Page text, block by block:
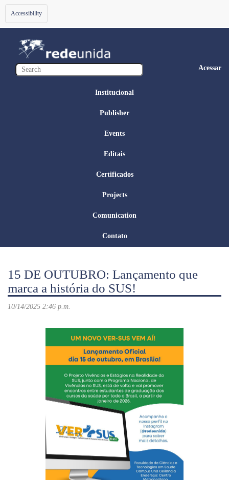
Toggle
navigation
Accessibility
Acessar
Institucional
Publisher
Events
Editais
Certificados
Projects
Comunication
Contato
15 DE OUTUBRO: Lançamento que
marca a história do SUS!
10/14/2025 2:46 p.m.